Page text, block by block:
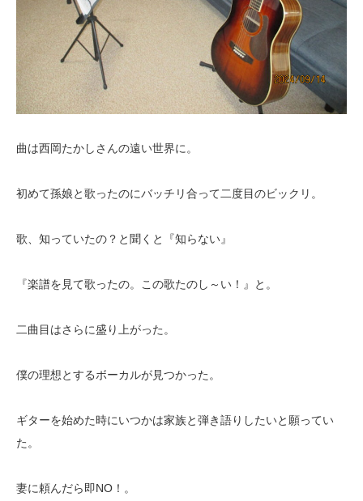
曲は西岡たかしさんの遠い世界に。
初めて孫娘と歌ったのにバッチリ合って二度目のビックリ。
歌、知っていたの？と聞くと『知らない』
『楽譜を見て歌ったの。この歌たのし～い！』と。
二曲目はさらに盛り上がった。
僕の理想とするボーカルが見つかった。
ギターを始めた時にいつかは家族と弾き語りしたいと願ってい
た。
妻に頼んだら即NO！。